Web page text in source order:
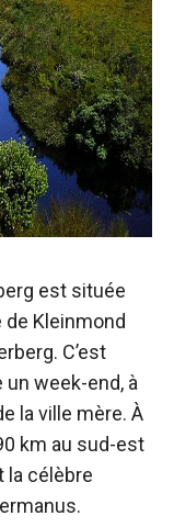
est située
de Kleinmond
C’est
week-end, à
la ville mère. À
km au sud-est
la célèbre